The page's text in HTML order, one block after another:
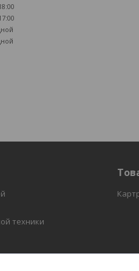
техники
" обеспечит